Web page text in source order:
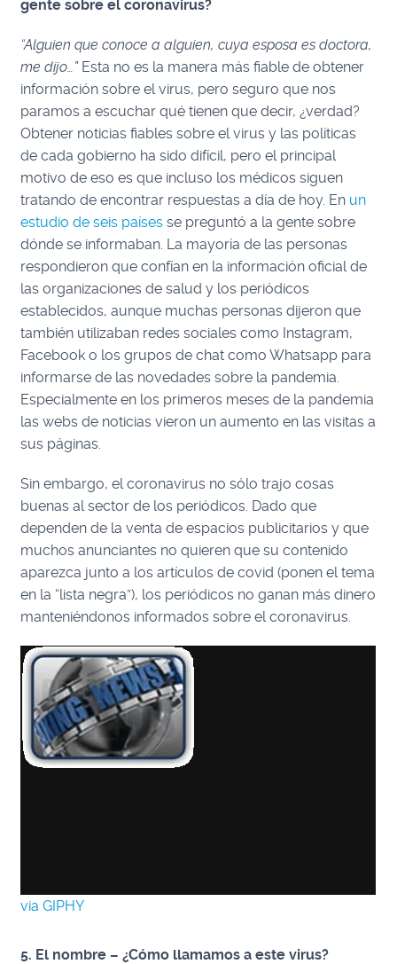
gente sobre el coronavirus?
“Alguien que conoce a alguien, cuya esposa es doctora,
me dijo…” Esta no es la manera más fiable de obtener
información sobre el virus, pero seguro que nos
paramos a escuchar qué tienen que decir, ¿verdad?
Obtener noticias fiables sobre el virus y las políticas
de cada gobierno ha sido difícil, pero el principal
motivo de eso es que incluso los médicos siguen
tratando de encontrar respuestas a día de hoy. En un
estudio de seis países se preguntó a la gente sobre
dónde se informaban. La mayoría de las personas
respondieron que confían en la información oficial de
las organizaciones de salud y los periódicos
establecidos, aunque muchas personas dijeron que
también utilizaban redes sociales como Instagram,
Facebook o los grupos de chat como Whatsapp para
informarse de las novedades sobre la pandemia.
Especialmente en los primeros meses de la pandemia
las webs de noticias vieron un aumento en las visitas a
sus páginas.
Sin embargo, el coronavirus no sólo trajo cosas
buenas al sector de los periódicos. Dado que
dependen de la venta de espacios publicitarios y que
muchos anunciantes no quieren que su contenido
aparezca junto a los artículos de covid (ponen el tema
en la “lista negra”), los periódicos no ganan más dinero
manteniéndonos informados sobre el coronavirus.
via GIPHY
5. El nombre – ¿Cómo llamamos a este virus?